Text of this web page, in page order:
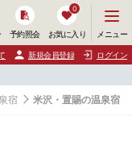
予約照会 お気に入り
0
ニ
ュ
ー
開
く
メニュー
新規会員登録 ログイン
宿 米沢・置賜の温泉宿